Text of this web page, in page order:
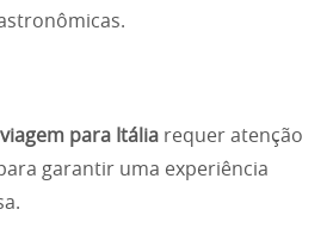
viagem para Itália requer atenção
garantir uma experiência